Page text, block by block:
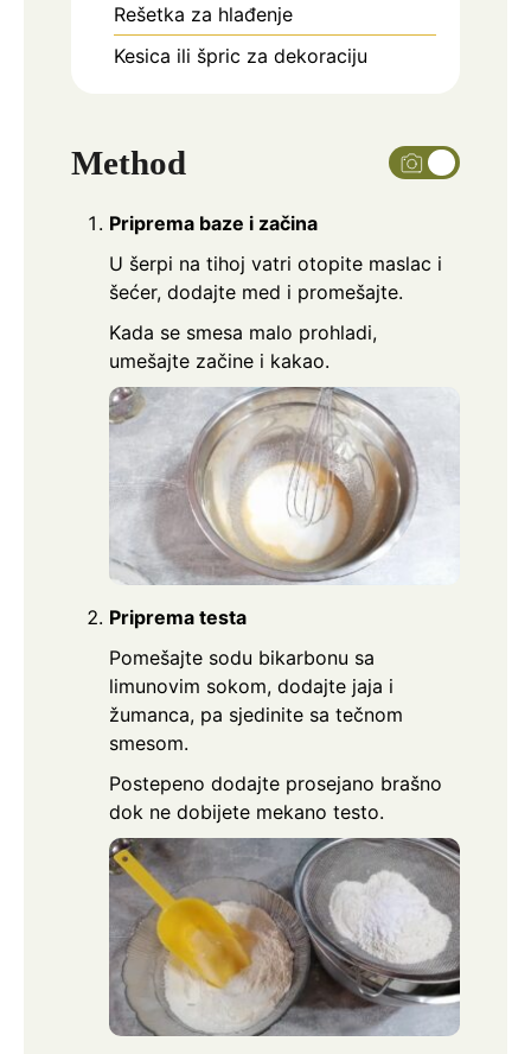
Rešetka za hlađenje
Kesica ili špric za dekoraciju
Method
Priprema baze i začina
U šerpi na tihoj vatri otopite maslac i
šećer, dodajte med i promešajte.
Kada se smesa malo prohladi,
umešajte začine i kakao.
Priprema testa
Pomešajte sodu bikarbonu sa
limunovim sokom, dodajte jaja i
žumanca, pa sjedinite sa tečnom
smesom.
Postepeno dodajte prosejano brašno
dok ne dobijete mekano testo.